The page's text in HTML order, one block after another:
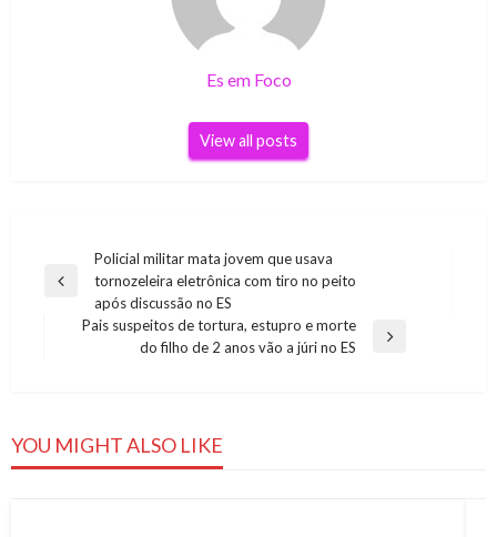
Es em Foco
View all posts
Navegação
de
Post
Previous
Policial militar mata jovem que usava
tornozeleira eletrônica com tiro no peito
após discussão no ES
Pais suspeitos de tortura, estupro e morte
do filho de 2 anos vão a júri no ES
YOU MIGHT ALSO LIKE